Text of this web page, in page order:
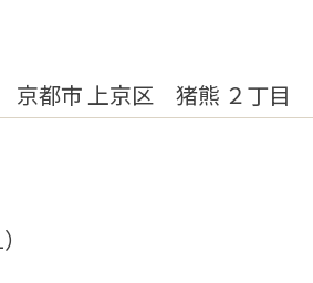
都市 上京区 猪熊 ２丁目